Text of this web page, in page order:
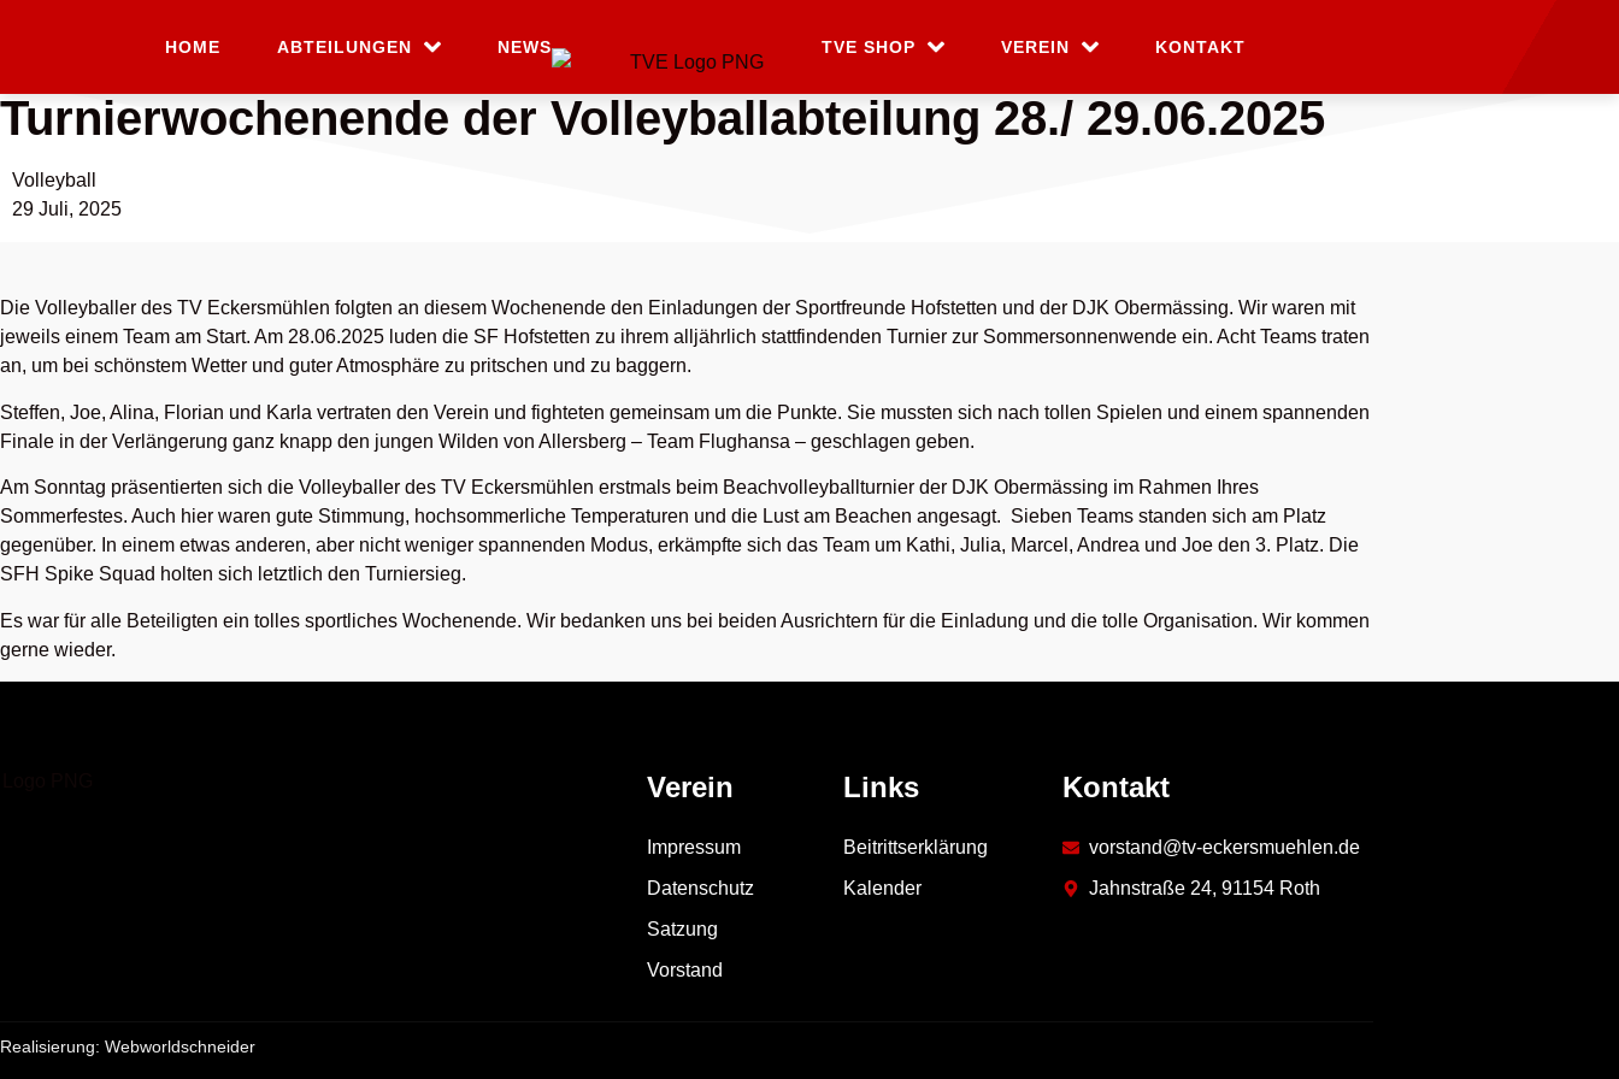
HOME ABTEILUNGEN NEWS TVE SHOP VEREIN KONTAKT
Turnierwochenende der Volleyballabteilung 28./ 29.06.2025
Volleyball
29 Juli, 2025
Die Volleyballer des TV Eckersmühlen folgten an diesem Wochenende den Einladungen der Sportfreunde Hofstetten und der DJK Obermässing. Wir waren mit
jeweils einem Team am Start. Am 28.06.2025 luden die SF Hofstetten zu ihrem alljährlich stattfindenden Turnier zur Sommersonnenwende ein. Acht Teams traten
an, um bei schönstem Wetter und guter Atmosphäre zu pritschen und zu baggern.
Steffen, Joe, Alina, Florian und Karla vertraten den Verein und fighteten gemeinsam um die Punkte. Sie mussten sich nach tollen Spielen und einem spannenden
Finale in der Verlängerung ganz knapp den jungen Wilden von Allersberg – Team Flughansa – geschlagen geben.
Am Sonntag präsentierten sich die Volleyballer des TV Eckersmühlen erstmals beim Beachvolleyballturnier der DJK Obermässing im Rahmen Ihres
Sommerfestes. Auch hier waren gute Stimmung, hochsommerliche Temperaturen und die Lust am Beachen angesagt. Sieben Teams standen sich am Platz
gegenüber. In einem etwas anderen, aber nicht weniger spannenden Modus, erkämpfte sich das Team um Kathi, Julia, Marcel, Andrea und Joe den 3. Platz. Die
SFH Spike Squad holten sich letztlich den Turniersieg.
Es war für alle Beteiligten ein tolles sportliches Wochenende. Wir bedanken uns bei beiden Ausrichtern für die Einladung und die tolle Organisation. Wir kommen
gerne wieder.
Verein
Impressum
Datenschutz
Satzung
Vorstand
Links
Beitrittserklärung
Kalender
Kontakt
vorstand@tv-eckersmuehlen.de
Jahnstraße 24, 91154 Roth
Realisierung: Webworldschneider